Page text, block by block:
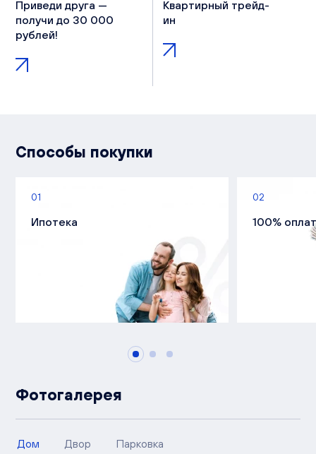
Приведи друга —
получи до 30 000
рублей!
Квартирный трейд-
ин
Способы покупки
01
Ипотека
02
100%
Фотогалерея
Дом Двор Парковка